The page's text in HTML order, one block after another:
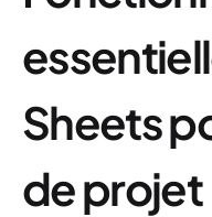
Sheets
de projet